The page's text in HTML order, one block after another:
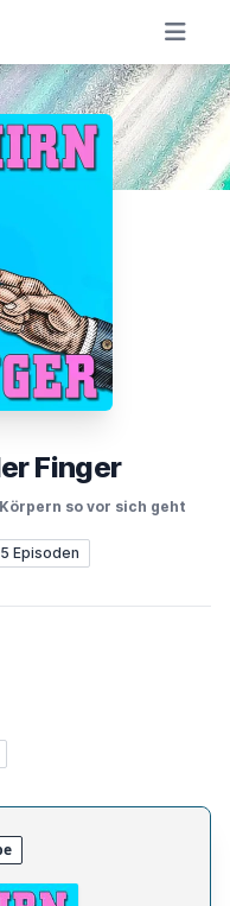
Finger
so vor sich geht
Episoden